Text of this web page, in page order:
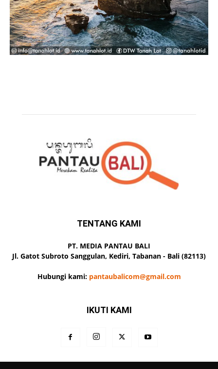
TENTANG KAMI
PT. MEDIA PANTAU BALI
Jl. Gatot Subroto Sanggulan, Kediri, Tabanan - Bali (82113)
Hubungi kami: pantaubalicom@gmail.com
IKUTI KAMI